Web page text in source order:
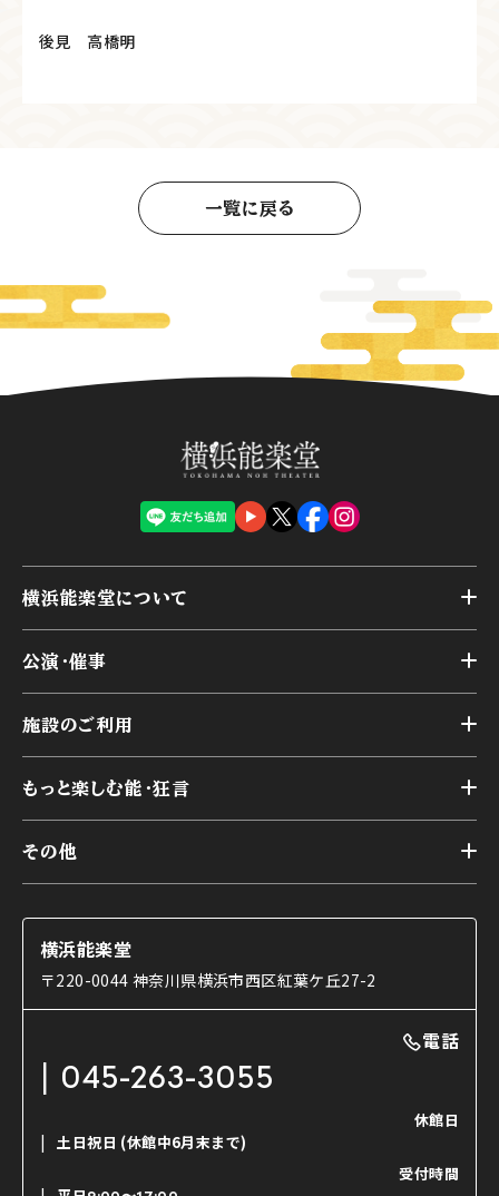
後見 高橋明
一覧に戻る
横浜能楽堂について
横浜能楽堂が取り組んだ事業
能舞台の歴史と特徴
様々なお客様に向けて
本舞台座席
交通アクセス
公演・催事
アーカイブ
施設のご利用
第二舞台
研修室
楽屋
ご利用の流れ
利用料金表
もっと楽しむ能・狂言
能舞台と演じ手
使用する道具
能・狂言の曲目説明
日本の古典芸能
その他
コラム
OTABISHO
チケット購入方法
ご寄附について
よくいただくご質問
横浜能楽堂
〒220-0044 神奈川県横浜市西区紅葉ケ丘27-2
電話
045-263-3055
休館日
土日祝日 (休館中6月末まで)
受付時間